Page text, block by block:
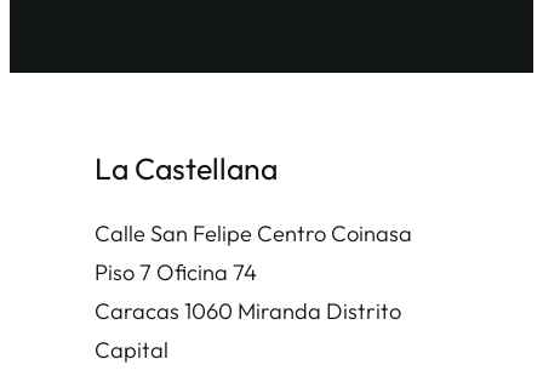
La Castellana
Calle San Felipe Centro Coinasa
Piso 7 Oficina 74
Caracas 1060 Miranda Distrito
Capital